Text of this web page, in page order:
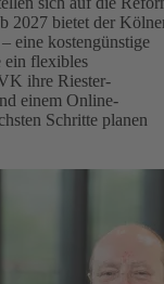
2027 bietet der
eine kostengünstige
ein flexibles
ihre Riester-
einem Online-
Schritte planen